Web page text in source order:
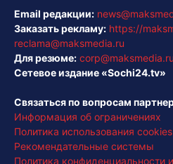
Email редакции:
Заказать рекламу: https://
reclama@maksmedia.ru
Для резюме: corp@maksmedia.ru
Сетевое издание «Sochi24.tv»
Связаться по вопросам
Информация об ограничениях
Политика использования cookies
Рекомендательные системы
Политика конфиденциальности